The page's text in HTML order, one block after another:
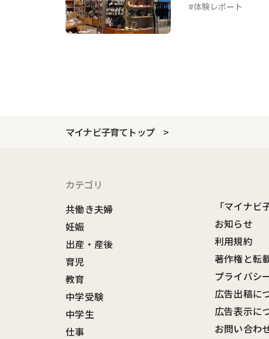
体験レポート
マイナビ子育てトップ
カテゴリ
共働き夫婦
妊娠
出産・産後
育児
教育
中学受験
中学生
仕事
「マイナビ
お知らせ
利用規約
著作権と転
プライバシ
広告出稿に
広告表示に
お問い合わ